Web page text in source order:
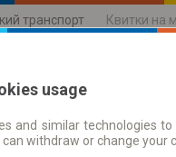
транспорт Квитки на
Розклади руху
usage
and similar technologies
can withdraw or change